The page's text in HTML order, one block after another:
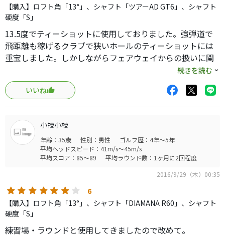
【購入】ロフト角「13°」、シャフト「ツアーAD GT6」、シャフト
硬度「S」
13.5度でティーショットに使用しておりました。強弾道で
飛距離も稼げるクラブで狭いホールのティーショットには
重宝しました。しかしながらフェアウェイからの扱いに関
しては難しいの一言でした。カチャカチャで自分に合った
セッティングを見つかると思いますので、本番デビュー前
は練習場にレンチを持って行くと良いと思います。
続きを読む
いいね
小技小枝
年齢：35歳 性別：男性
ゴルフ歴：4年～5年
平均ヘッドスピード：41m/s～45m/s
平均スコア：85～89
平均ラウンド数：1ヶ月に2回程度
2016/9/29（木）00:35
6
【購入】ロフト角「13°」、シャフト「DIAMANA R60」、シャフト
硬度「S」
練習場・ラウンドと使用してきましたので改めて。